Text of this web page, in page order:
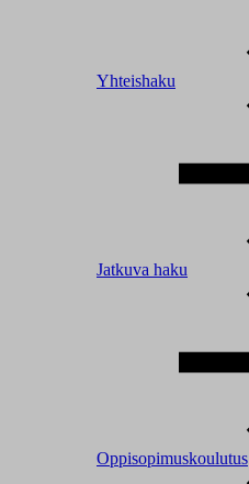
Yhteishaku
Jatkuva haku
Oppisopimuskoulutus